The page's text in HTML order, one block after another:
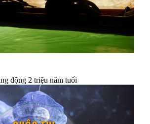
động 2 triệu năm tuổi